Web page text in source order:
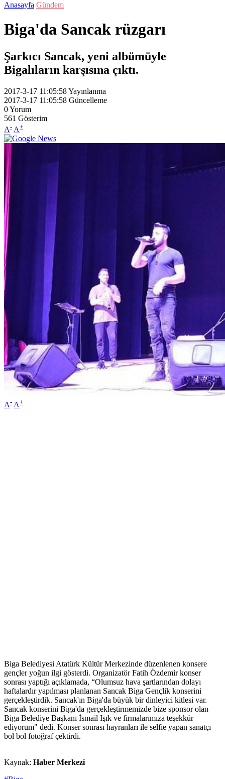
Anasayfa Gündem
Biga'da Sancak rüzgarı
Şarkıcı Sancak, yeni albümüyle
Bigalıların karşısına çıktı.
2017-3-17 11:05:58Yayınlanma
2017-3-17 11:05:58 Güncelleme
0Yorum
561 Gösterim
A- A+
A- A+
Biga Belediyesi Atatürk Kültür Merkezinde düzenlenen konsere
gençler yoğun ilgi gösterdi. Organizatör Fatih Özdemir konser
sonrası yaptığı açıklamada, “Olumsuz hava şartlarından dolayı
haftalardır yapılması planlanan Sancak Biga Gençlik konserini
gerçekleştirdik. Sancak'ın Biga'da büyük bir dinleyici kitlesi var.
Sancak konserini Biga'da gerçekleştirmemizde bize sponsor olan
Biga Belediye Başkanı İsmail Işık ve firmalarımıza teşekkür
ediyorum" dedi. Konser sonrası hayranları ile selfie yapan sanatçı
bol bol fotoğraf çektirdi.
Kaynak: Haber Merkezi